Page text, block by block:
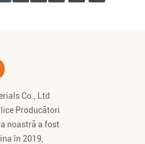
Co., Ltd
Producători
noastră a fost
în 2019,